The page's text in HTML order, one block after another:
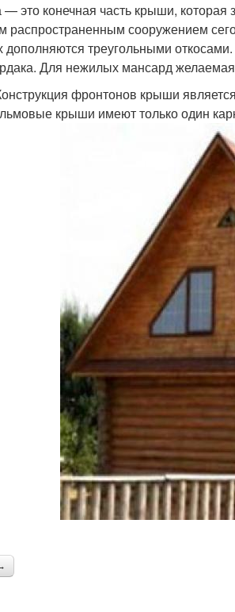
это конечная часть крыши, которая
распространенным сооружением
дополняются треугольными
Для нежилых мансард
фронтонов крыши
крыши имеют только один